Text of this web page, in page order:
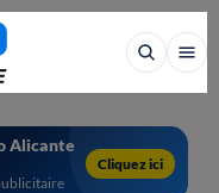
Alicante
Cliquez ici